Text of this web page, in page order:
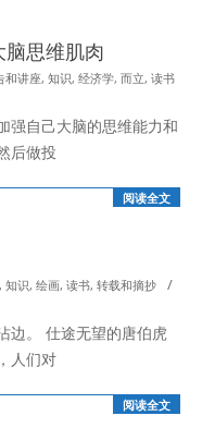
思维肌肉
和讲座, 知识, 经济学, 而立, 读书
强自己大脑的思维能力和
后做投
阅读全文
, 知识, 绘画, 读书, 转载和摘抄
边。 仕途无望的唐伯虎
人们对
阅读全文